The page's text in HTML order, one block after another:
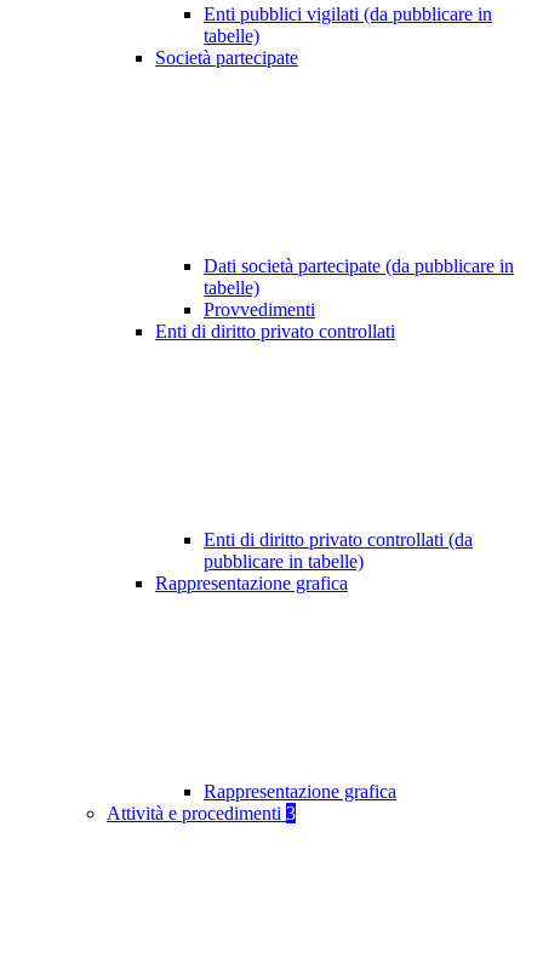
Enti pubblici vigilati (da pubblicare in
tabelle)
Società partecipate
Dati società partecipate (da pubblicare in
tabelle)
Provvedimenti
Enti di diritto privato controllati
Enti di diritto privato controllati (da
pubblicare in tabelle)
Rappresentazione grafica
Rappresentazione grafica
Attività e procedimenti 3